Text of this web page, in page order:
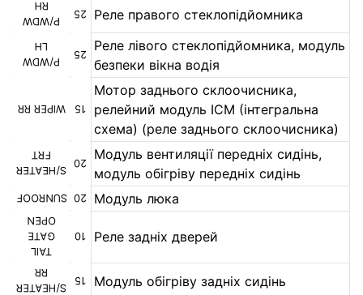
P/WDW
RH
25 Реле правого стеклопідйомника
P/WDW
LH
25
Реле лівого стеклопідйомника, модуль
безпеки вікна водія
WIPER RR 15
Мотор заднього склоочисника,
релейний модуль ICM (інтегральна
схема) (реле заднього склоочисника)
S/HEATER
FRT
20
Модуль вентиляції передніх сидінь,
модуль обігріву передніх сидінь
SUNROOF 20 Модуль люка
TAIL
GATE
OPEN
10
Реле задніх дверей
S/HEATER
RR
15 Модуль обігріву задніх сидінь